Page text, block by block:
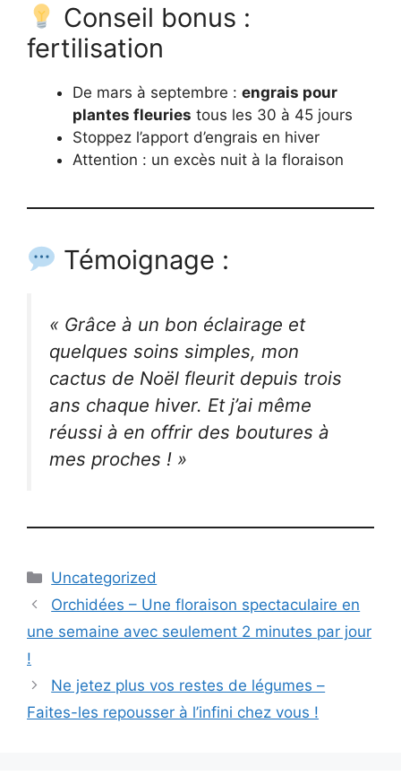
Conseil bonus :
fertilisation
De mars à septembre : engrais pour
plantes fleuries tous les 30 à 45 jours
Stoppez l’apport d’engrais en hiver
Attention : un excès nuit à la floraison
Témoignage :
« Grâce à un bon éclairage et
quelques soins simples, mon
cactus de Noël fleurit depuis trois
ans chaque hiver. Et j’ai même
réussi à en offrir des boutures à
mes proches ! »
Categories
Uncategorized
Orchidées – Une floraison spectaculaire en
une semaine avec seulement 2 minutes par jour
!
Ne jetez plus vos restes de légumes –
Faites-les repousser à l’infini chez vous !